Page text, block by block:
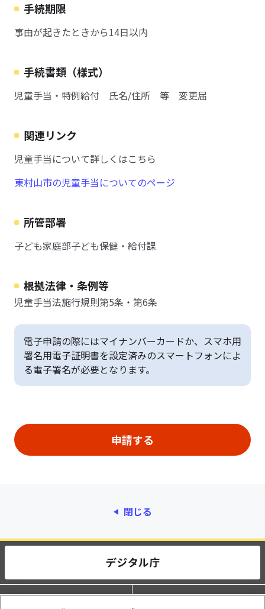
手続期限
事由が起きたときから14日以内
手続書類（様式）
児童手当・特例給付 氏名/住所 等 変更届
関連リンク
児童手当について詳しくはこちら
東村山市の児童手当についてのページ
所管部署
子ども家庭部子ども保健・給付課
根拠法律・条例等
児童手当法施行規則第5条・第6条
電子申請の際にはマイナンバーカードか、スマホ用
署名用電子証明書を設定済みのスマートフォンによ
る電子署名が必要となります。
閉じる
動作環境 個人情報保護